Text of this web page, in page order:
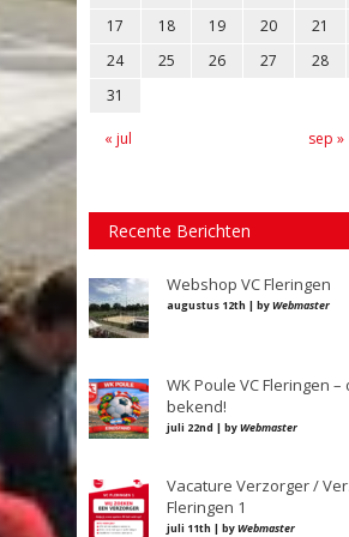
17
18 19 20 21
24
25 26 27 28
31
« jul sep »
Recente Berichten
Webshop VC Fleringen
augustus 12th | byWebmaster
WK Poule VC Fleringen
bekend!
juli 22nd | byWebmaster
Vacature Verzorger /
Fleringen 1
juli 11th | byWebmaster